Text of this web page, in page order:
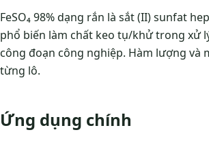
FeSO₄ 98% dạng rắn là sắt (II) sunfat
phổ biến làm chất keo tụ/khử trong xử
công đoạn công nghiệp. Hàm lượng và
từng lô.
Ứng dụng chính